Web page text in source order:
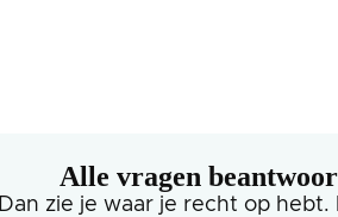
Alle vragen
Dan zie je waar je recht op hebt.